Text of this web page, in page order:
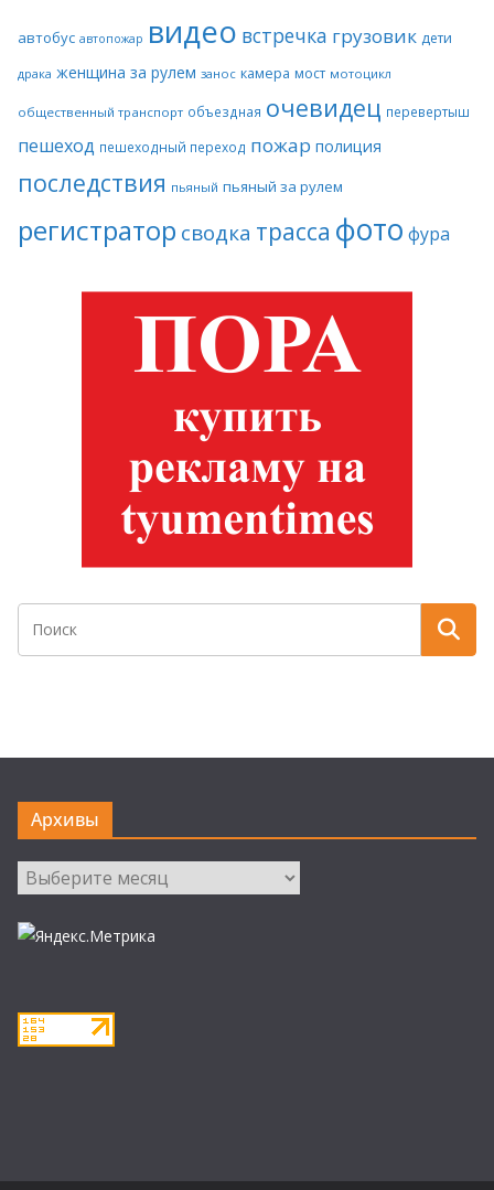
автобус автопожар видео встречка грузовик дети
драка женщина за рулем занос камера мост мотоцикл
общественный транспорт объездная очевидец перевертыш
пешеход пешеходный переход пожар полиция
последствия пьяный пьяный за рулем
регистратор сводка трасса фото фура
Архивы
Архивы